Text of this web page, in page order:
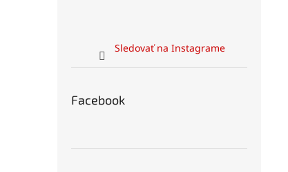
Sledovať na Instagrame
Facebook